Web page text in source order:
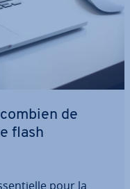
de
flash
pour la